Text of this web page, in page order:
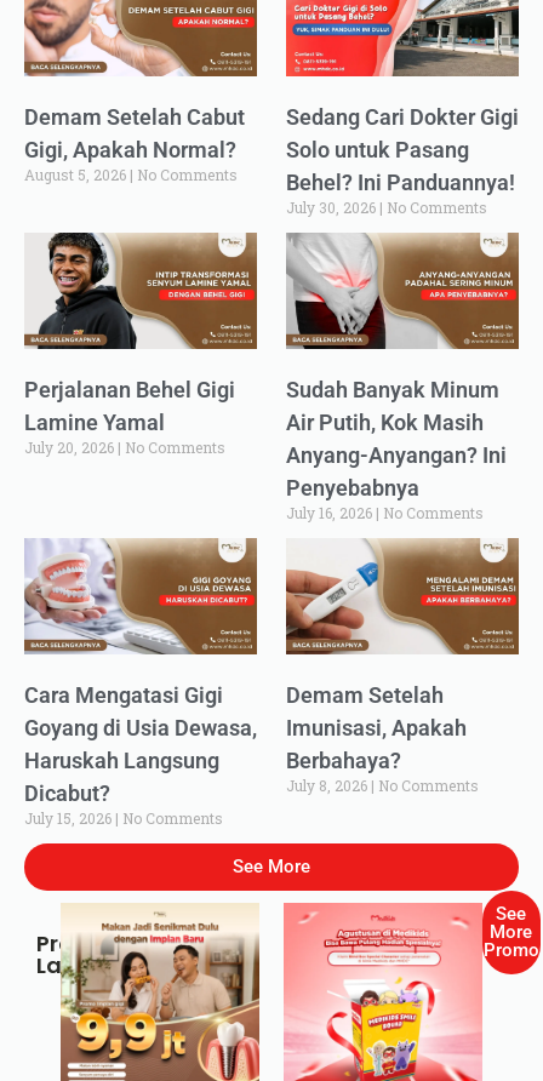
Demam Setelah Cabut
Gigi, Apakah Normal?
August 5, 2026 No Comments
Sedang Cari Dokter Gigi
Solo untuk Pasang
Behel? Ini Panduannya!
July 30, 2026 No Comments
Perjalanan Behel Gigi
Lamine Yamal
July 20, 2026 No Comments
Sudah Banyak Minum
Air Putih, Kok Masih
Anyang-Anyangan? Ini
Penyebabnya
July 16, 2026 No Comments
Cara Mengatasi Gigi
Goyang di Usia Dewasa,
Haruskah Langsung
Dicabut?
July 15, 2026 No Comments
Demam Setelah
Imunisasi, Apakah
Berbahaya?
July 8, 2026 No Comments
See More
Promo
Lainnya
See
More
Promo